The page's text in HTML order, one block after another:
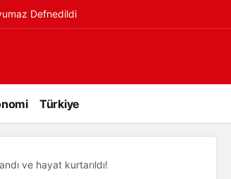
Defnedildi
Türkiye
ve hayat kurtarıldı!